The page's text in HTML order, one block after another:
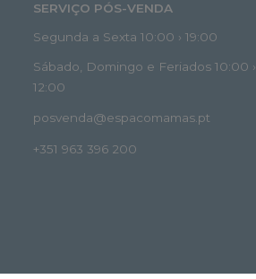
SERVIÇO PÓS-VENDA
Segunda a Sexta 10:00 › 19:00
Sábado, Domingo e Feriados 10:00 ›
12:00
posvenda@espacomamas.pt
+351 963 396 200